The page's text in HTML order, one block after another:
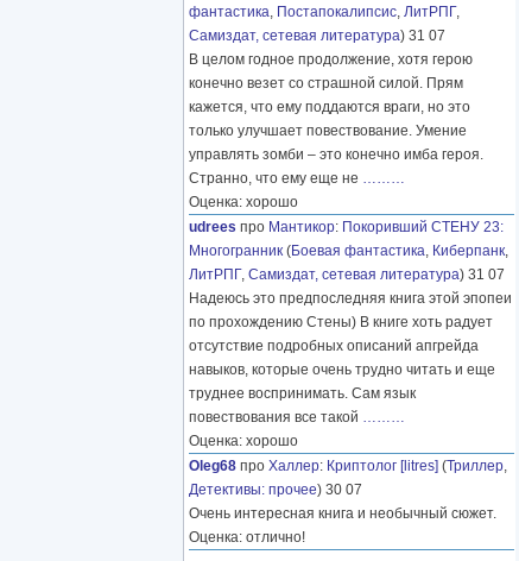
фантастика, Постапокалипсис, ЛитРПГ,
Самиздат, сетевая литература) 31 07
В целом годное продолжение, хотя герою
конечно везет со страшной силой. Прям
кажется, что ему поддаются враги, но это
только улучшает повествование. Умение
управлять зомби – это конечно имба героя.
Странно, что ему еще не ………
Оценка: хорошо
udrees про Мантикор: Покоривший СТЕНУ 23:
Многогранник (Боевая фантастика, Киберпанк,
ЛитРПГ, Самиздат, сетевая литература) 31 07
Надеюсь это предпоследняя книга этой эпопеи
по прохождению Стены) В книге хоть радует
отсутствие подробных описаний апгрейда
навыков, которые очень трудно читать и еще
труднее воспринимать. Сам язык
повествования все такой ………
Оценка: хорошо
Oleg68 про Халлер: Криптолог [litres] (Триллер,
Детективы: прочее) 30 07
Очень интересная книга и необычный сюжет.
Оценка: отлично!